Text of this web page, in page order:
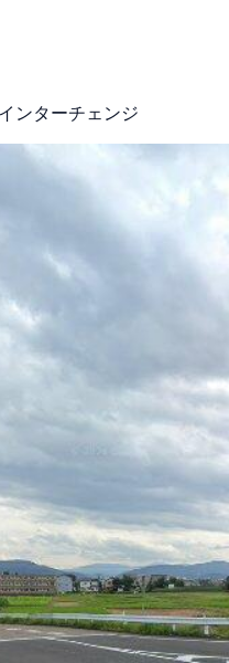
ンターチェンジ